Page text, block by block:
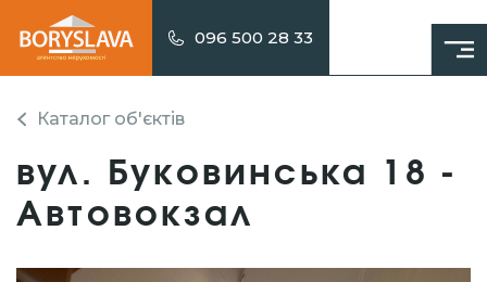
096 500 28 33
Каталог об'єктів
вул. Буковинська 18 -
Автовокзал